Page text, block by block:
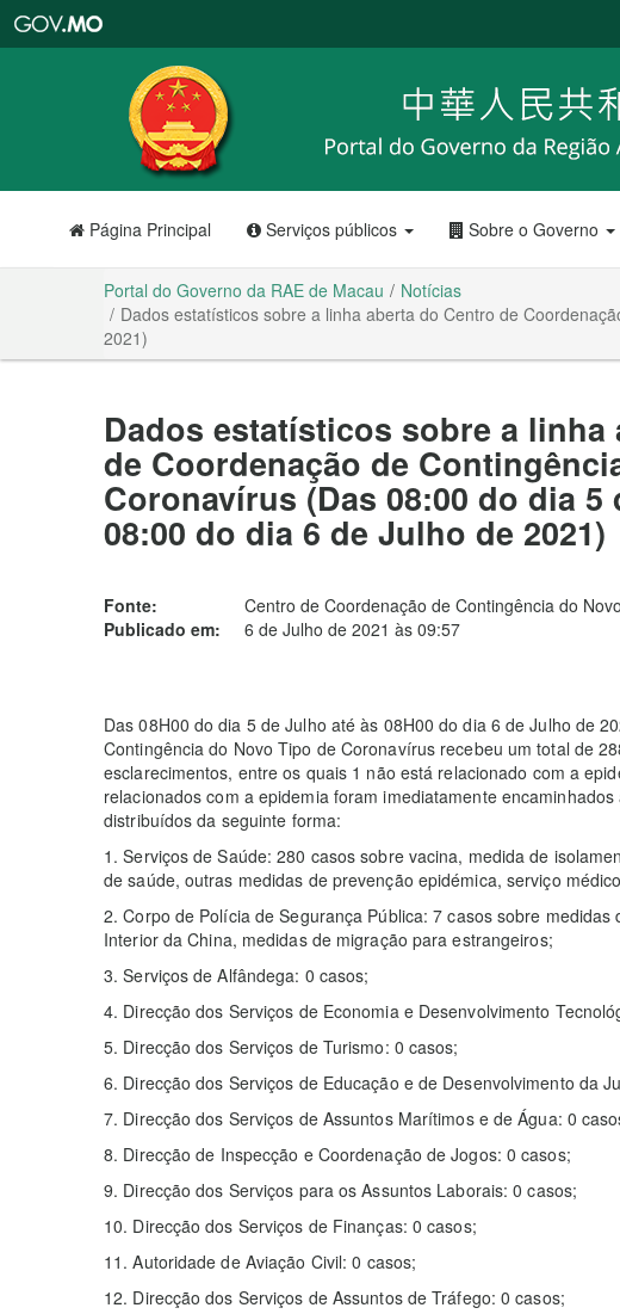
RAE
de
Macau
Página Principal Serviços públicos Sobre o Governo
Portal do Governo da RAE de Macau
Notícias
Dados estatísticos sobre a linha aberta do Centro de
2021)
Dados estatísticos sobre a linha
de Coordenação de
Coronavírus (Das 08:00 do dia 5
08:00 do dia 6 de Julho de 2021)
Fonte:
Centro de Coordenação de Contingência do
Publicado em:
6 de Julho de 2021 às 09:57
Das 08H00 do dia 5 de Julho até às 08H00 do dia 6 de Julho de
Contingência do Novo Tipo de Coronavírus recebeu um total de
esclarecimentos, entre os quais 1 não está relacionado com a
relacionados com a epidemia foram imediatamente
distribuídos da seguinte forma:
1. Serviços de Saúde: 280 casos sobre vacina, medida de
de saúde, outras medidas de prevenção epidémica, serviço
2. Corpo de Polícia de Segurança Pública: 7 casos sobre
Interior da China, medidas de migração para estrangeiros;
3. Serviços de Alfândega: 0 casos;
4. Direcção dos Serviços de Economia e Desenvolvimento
5. Direcção dos Serviços de Turismo: 0 casos;
6. Direcção dos Serviços de Educação e de Desenvolvimento da
7. Direcção dos Serviços de Assuntos Marítimos e de Água: 0
8. Direcção de Inspecção e Coordenação de Jogos: 0 casos;
9. Direcção dos Serviços para os Assuntos Laborais: 0 casos;
10. Direcção dos Serviços de Finanças: 0 casos;
11. Autoridade de Aviação Civil: 0 casos;
12. Direcção dos Serviços de Assuntos de Tráfego: 0 casos;